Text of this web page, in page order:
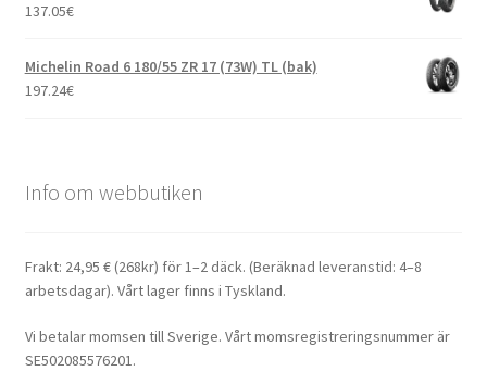
137.05€
Michelin Road 6 180/55 ZR 17 (73W) TL (bak)
197.24€
Info om webbutiken
Frakt: 24,95 € (268kr) för 1–2 däck. (Beräknad leveranstid: 4–8
arbetsdagar). Vårt lager finns i Tyskland.
Vi betalar momsen till Sverige. Vårt momsregistreringsnummer är
SE502085576201.